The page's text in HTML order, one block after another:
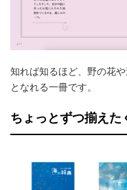
知れば知るほど、野の花
となれる一冊です。
ちょっとずつ揃えた